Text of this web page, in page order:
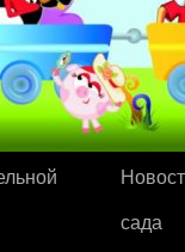
сада